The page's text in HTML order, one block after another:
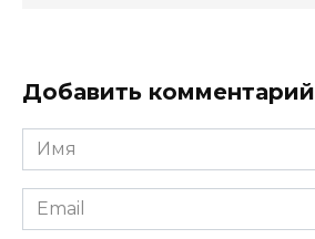
Добавить комментарий
Имя
*
Email
*